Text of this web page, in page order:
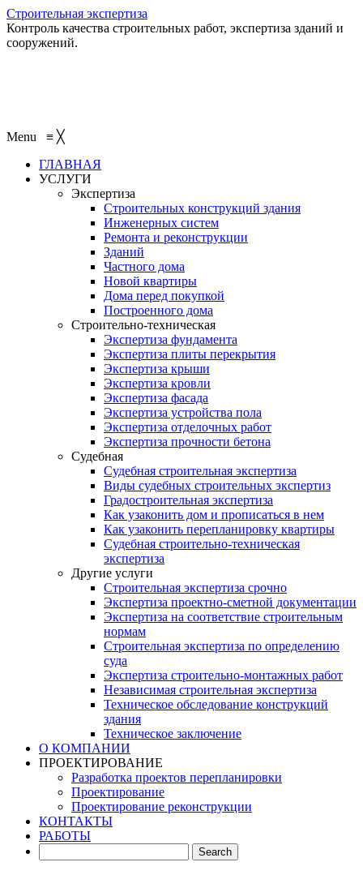
Строительная экспертиза
Контроль качества строительных работ, экспертиза зданий и
сооружений.
Menu ≡ ╳
ГЛАВНАЯ
УСЛУГИ
Экспертиза
Строительных конструкций здания
Инженерных систем
Ремонта и реконструкции
Зданий
Частного дома
Новой квартиры
Дома перед покупкой
Построенного дома
Строительно-техническая
Экспертиза фундамента
Экспертиза плиты перекрытия
Экспертиза крыши
Экспертиза кровли
Экспертиза фасада
Экспертиза устройства пола
Экспертиза отделочных работ
Экспертиза прочности бетона
Судебная
Судебная строительная экспертиза
Виды судебных строительных экспертиз
Градостроительная экспертиза
Как узаконить дом и прописаться в нем
Как узаконить перепланировку квартиры
Судебная строительно-техническая
экспертиза
Другие услуги
Строительная экспертиза срочно
Экспертиза проектно-сметной документации
Экспертиза на соответствие строительным
нормам
Строительная экспертиза по определению
суда
Экспертиза строительно-монтажных работ
Независимая строительная экспертиза
Техническое обследование конструкций
здания
Техническое заключение
О КОМПАНИИ
ПРОЕКТИРОВАНИЕ
Разработка проектов перепланировки
Проектирование
Проектирование реконструкции
КОНТАКТЫ
РАБОТЫ